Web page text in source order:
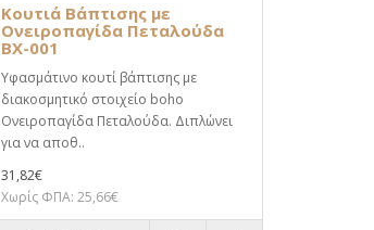
Κουτιά Βάπτισης με
Ονειροπαγίδα Πεταλούδα
BX-001
Υφασμάτινο κουτί βάπτισης με
διακοσμητικό στοιχείο boho
Ονειροπαγίδα Πεταλούδα. Διπλώνει
για να αποθ..
31,82€
Χωρίς ΦΠΑ: 25,66€